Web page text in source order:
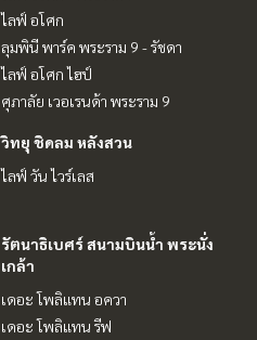
ไลฟ์ อโศก
ลุมพินี พาร์ค พระราม 9 - รัชดา
ไลฟ์ อโศก ไฮป์
ศุภาลัย เวอเรนด้า พระราม 9
วิทยุ ชิดลม หลังสวน
ไลฟ์ วัน ไวร์เลส
รัตนาธิเบศร์ สนามบินน้ำ พระนั่ง
เกล้า
เดอะ โพลิแทน อควา
เดอะ โพลิแทน รีฟ